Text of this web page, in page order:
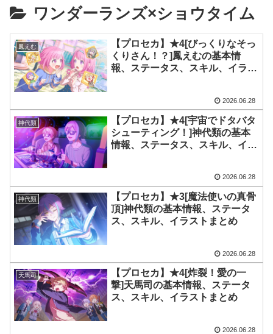
ワンダーランズ×ショウタイム
鳳えむ
【プロセカ】★4[びっくりなそっ
くりさん！？]鳳えむの基本情
報、ステータス、スキル、イラス
2026.06.28
神代類
【プロセカ】★4[宇宙でドタバタ
シューティング！]神代類の基本
情報、ステータス、スキル、イラ
2026.06.28
神代類
【プロセカ】★3[魔法使いの真骨
頂]神代類の基本情報、ステータ
ス、スキル、イラストまとめ
2026.06.28
天馬司
【プロセカ】★4[炸裂！愛の一
撃]天馬司の基本情報、ステータ
ス、スキル、イラストまとめ
2026.06.28